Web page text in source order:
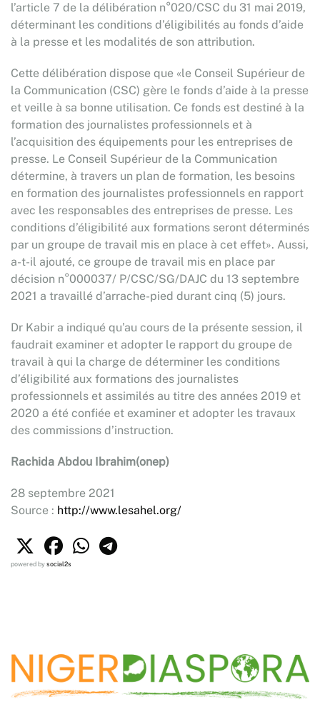
l’article 7 de la délibération n°020/CSC du 31 mai 2019,
déterminant les conditions d’éligibilités au fonds d’aide
à la presse et les modalités de son attribution.
Cette délibération dispose que «le Conseil Supérieur de
la Communication (CSC) gère le fonds d’aide à la presse
et veille à sa bonne utilisation. Ce fonds est destiné à la
formation des journalistes professionnels et à
l’acquisition des équipements pour les entreprises de
presse. Le Conseil Supérieur de la Communication
détermine, à travers un plan de formation, les besoins
en formation des journalistes professionnels en rapport
avec les responsables des entreprises de presse. Les
conditions d’éligibilité aux formations seront déterminés
par un groupe de travail mis en place à cet effet». Aussi,
a-t-il ajouté, ce groupe de travail mis en place par
décision n°000037/ P/CSC/SG/DAJC du 13 septembre
2021 a travaillé d’arrache-pied durant cinq (5) jours.
Dr Kabir a indiqué qu’au cours de la présente session, il
faudrait examiner et adopter le rapport du groupe de
travail à qui la charge de déterminer les conditions
d’éligibilité aux formations des journalistes
professionnels et assimilés au titre des années 2019 et
2020 a été confiée et examiner et adopter les travaux
des commissions d’instruction.
Rachida Abdou Ibrahim(onep)
28 septembre 2021
Source : http://www.lesahel.org/
powered bysocial2s